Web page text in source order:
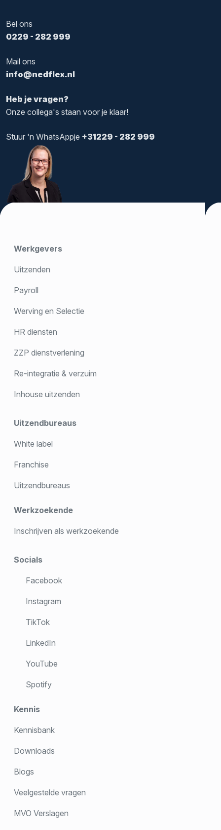
Heb je vragen?
Onze collega's staan voor je klaar!
Bel ons
0229 - 282 999
Mail ons
info@nedflex.nl
Stuur 'n WhatsAppje +31229 - 282 999
Werkgevers
Uitzenden
Payroll
Werving en Selectie
HR diensten
ZZP dienstverlening
Re-integratie & verzuim
Inhouse uitzenden
Uitzendbureaus
White label
Franchise
Uitzendbureaus
Werkzoekende
Inschrijven als werkzoekende
Socials
Facebook
Instagram
TikTok
LinkedIn
YouTube
Spotify
Kennis
Kennisbank
Downloads
Blogs
Veelgestelde vragen
MVO Verslagen